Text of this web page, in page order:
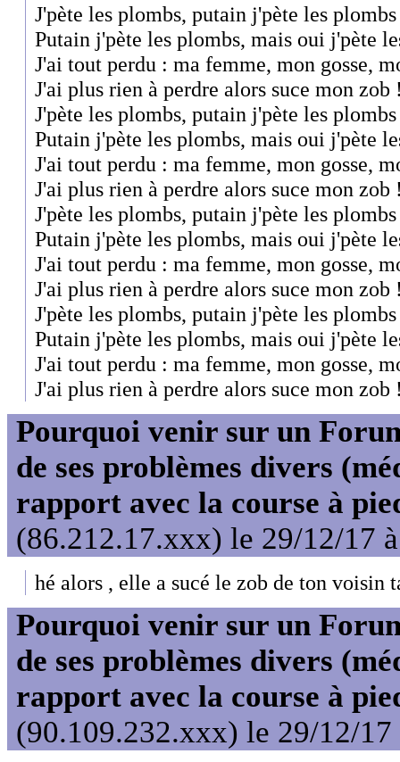
J'pète les plombs, putain j'pète les plombs
Putain j'pète les plombs, mais oui j'pète
J'ai tout perdu : ma femme, mon gosse,
J'ai plus rien à perdre alors suce mon zob
J'pète les plombs, putain j'pète les plombs
Putain j'pète les plombs, mais oui j'pète
J'ai tout perdu : ma femme, mon gosse,
J'ai plus rien à perdre alors suce mon zob
J'pète les plombs, putain j'pète les plombs
Putain j'pète les plombs, mais oui j'pète
J'ai tout perdu : ma femme, mon gosse,
J'ai plus rien à perdre alors suce mon zob
J'pète les plombs, putain j'pète les plombs
Putain j'pète les plombs, mais oui j'pète
J'ai tout perdu : ma femme, mon gosse,
J'ai plus rien à perdre alors suce mon zob
Pourquoi venir sur un
de ses problèmes divers
rapport avec la course à
(86.212.17.xxx) le 29/12/17
hé alors , elle a sucé le zob de ton voisin
Pourquoi venir sur un
de ses problèmes divers
rapport avec la course à
(90.109.232.xxx) le 29/12/17